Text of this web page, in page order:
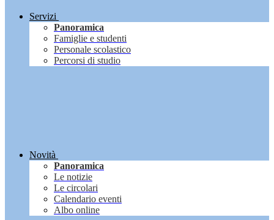
Servizi
Panoramica
Famiglie e studenti
Personale scolastico
Percorsi di studio
Novità
Panoramica
Le notizie
Le circolari
Calendario eventi
Albo online